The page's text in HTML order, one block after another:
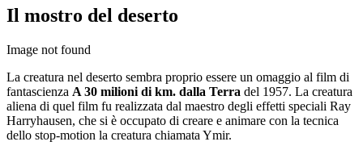
Il mostro del deserto
Image not found
La creatura nel deserto sembra proprio essere un omaggio al film di
fantascienza A 30 milioni di km. dalla Terra del 1957. La creatura
aliena di quel film fu realizzata dal maestro degli effetti speciali Ray
Harryhausen, che si è occupato di creare e animare con la tecnica
dello stop-motion la creatura chiamata Ymir.